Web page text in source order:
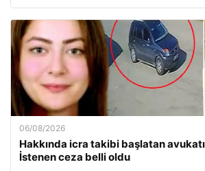
06/08/2026
Hakkında icra takibi başlatan
İstenen ceza belli oldu